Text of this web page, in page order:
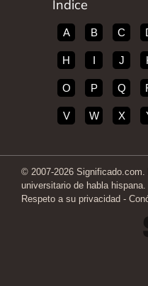
Índice
A B C
H I J
O P Q
V W X
© 2007-2026 Significado.com.
universitario de habla hispana.
Respeto a su privacidad -